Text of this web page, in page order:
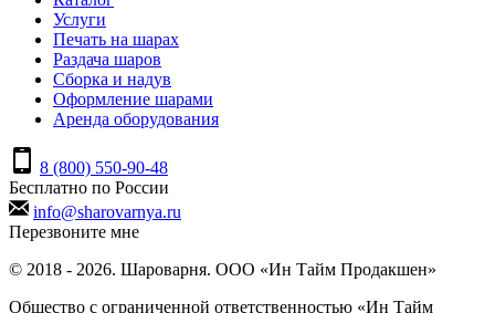
Услуги
Печать на шарах
Раздача шаров
Сборка и надув
Оформление шарами
Аренда оборудования
8 (800) 550-90-48
Бесплатно по России
info@sharovarnya.ru
Перезвоните мне
© 2018 - 2026. Шароварня. ООО «Ин Тайм Продакшен»
Общество с ограниченной ответственностью «Ин Тайм